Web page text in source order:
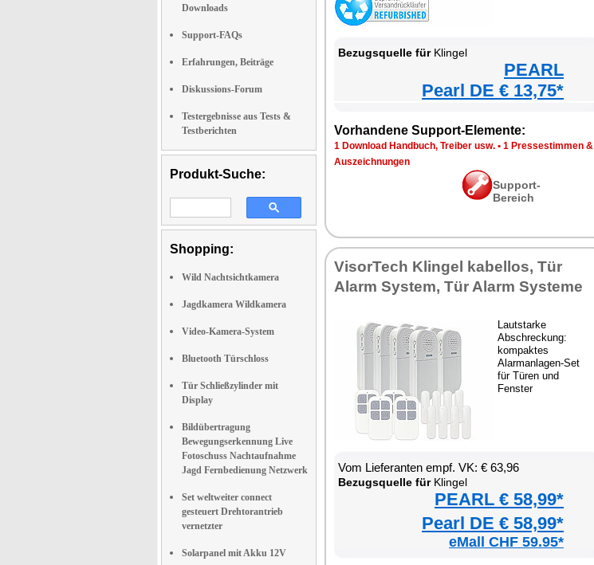
Downloads
Support-FAQs
Erfahrungen, Beiträge
Diskussions-Forum
Testergebnisse aus Tests &
Testberichten
Produkt-Suche:
Shopping:
Wild Nachtsichtkamera
Jagdkamera Wildkamera
Video-Kamera-System
Bluetooth Türschloss
Tür Schließzylinder mit
Display
Bildübertragung
Bewegungserkennung Live
Fotoschuss Nachtaufnahme
Jagd Fernbedienung Netzwerk
Set weltweiter connect
gesteuert Drehtorantrieb
vernetzter
Solarpanel mit Akku 12V
Bezugsquelle fürKlingel
PEARL
Pearl DE € 13,75*
Vorhandene Support-Elemente:
1 Download Handbuch, Treiber usw. • 1 Pressestimmen &
Auszeichnungen
Support-
Bereich
VisorTech Klingel kabellos, Tür
Alarm System, Tür Alarm Systeme
Lautstarke
Abschreckung:
kompaktes
Alarmanlagen-Set
für Türen und
Fenster
Vom Lieferanten empf. VK: € 63,96
Bezugsquelle fürKlingel
PEARL € 58,99*
Pearl DE € 58,99*
eMall CHF 59.95*